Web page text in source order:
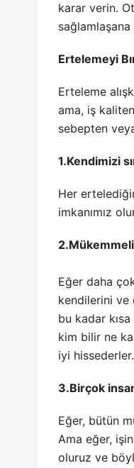
karar verin.
Ertelemeyi
Erteleme
ama, iş
sebepten
1.Kendimizi
Her
imkanımız
Eğer daha
kendilerini ve
bu kadar
kim bilir ne
iyi hissederler.
3.Birçok
Eğer, bütün
Ama eğer,
oluruz ve